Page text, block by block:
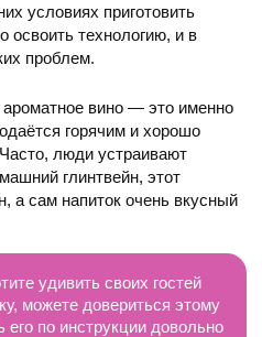
условиях приготовить
освоить технологию, и в
проблем.
ароматное вино — это именно
горячим и хорошо
люди устраивают
глинтвейн, этот
а сам напиток очень вкусный
удивить своих гостей
можете довериться этому
его по инструкции довольно